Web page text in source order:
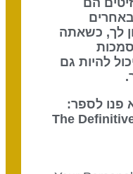
הם
לך, כשאתה
להיות גם
פנו לספר:
The